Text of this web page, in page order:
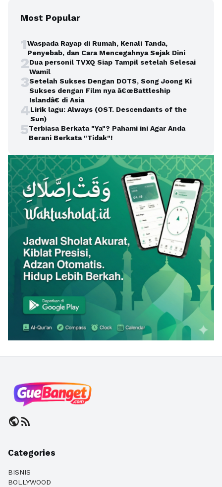
Most Popular
1Waspada Rayap di Rumah, Kenali Tanda,
Penyebab, dan Cara Mencegahnya Sejak Dini
2Dua personil TVXQ Siap Tampil setelah Selesai
Wamil
3Setelah Sukses Dengan DOTS, Song Joong Ki
Sukses dengan Film nya â€œBattleship
Islandâ€ di Asia
4Lirik lagu: Always (OST. Descendants of the
Sun)
5Terbiasa Berkata "Ya"? Pahami ini Agar Anda
Berani Berkata "Tidak"!
publicrss_feed
Categories
BISNIS
BOLLYWOOD